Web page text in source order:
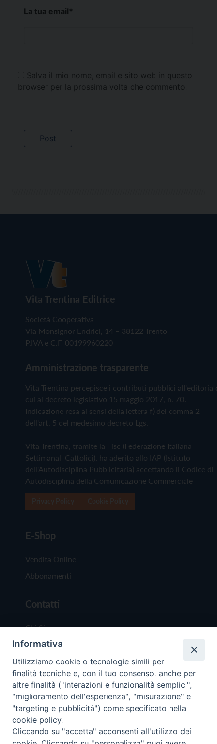
La tua email*
Salva il mio nome, email e sito web in questo
browser per la prossima volta che commento.
Vita Trentina Editrice
Società Cooperativa
Via Monsignor Endrici, 14 – 38122 Trento
P.IVA e C.F. 00199960220
Amministrazione trasparente
Vita Trentina percepisce i contributi pubblici all'editoria
cui al decreto legislativo 15 maggio 2017, n. 70.
Indicazione resa ai sensi della lettera f) del comma 2
dell'art. 5 del medesimo decreto Lgs.
Vita Trentina, tramite la Fisc (Federazione Italiana
Settimanali Cattolici), ha aderito allo IAP (Istituto
dell'Autodisciplina Pubblicitaria) accettando il Codice di
Autodisciplina della Comunicazione Commerciale
E-Shop
Vendita Online
Abbonamenti
Contatti
Chi Siamo
Redazione
Scrivici
Copyright © 2019 - Tutti i diritti riservati - Vita
Trentina Editrice
Informativa
Utilizziamo cookie o tecnologie simili per
finalità tecniche e, con il tuo consenso, anche per
altre finalità ("interazioni e funzionalità semplici",
"miglioramento dell'esperienza", "misurazione" e
"targeting e pubblicità") come specificato nella
cookie policy.
Cliccando su "accetta" acconsenti all'utilizzo dei